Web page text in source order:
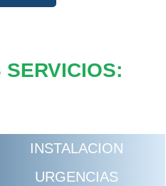
SERVICIOS:
INSTALACION
URGENCIAS